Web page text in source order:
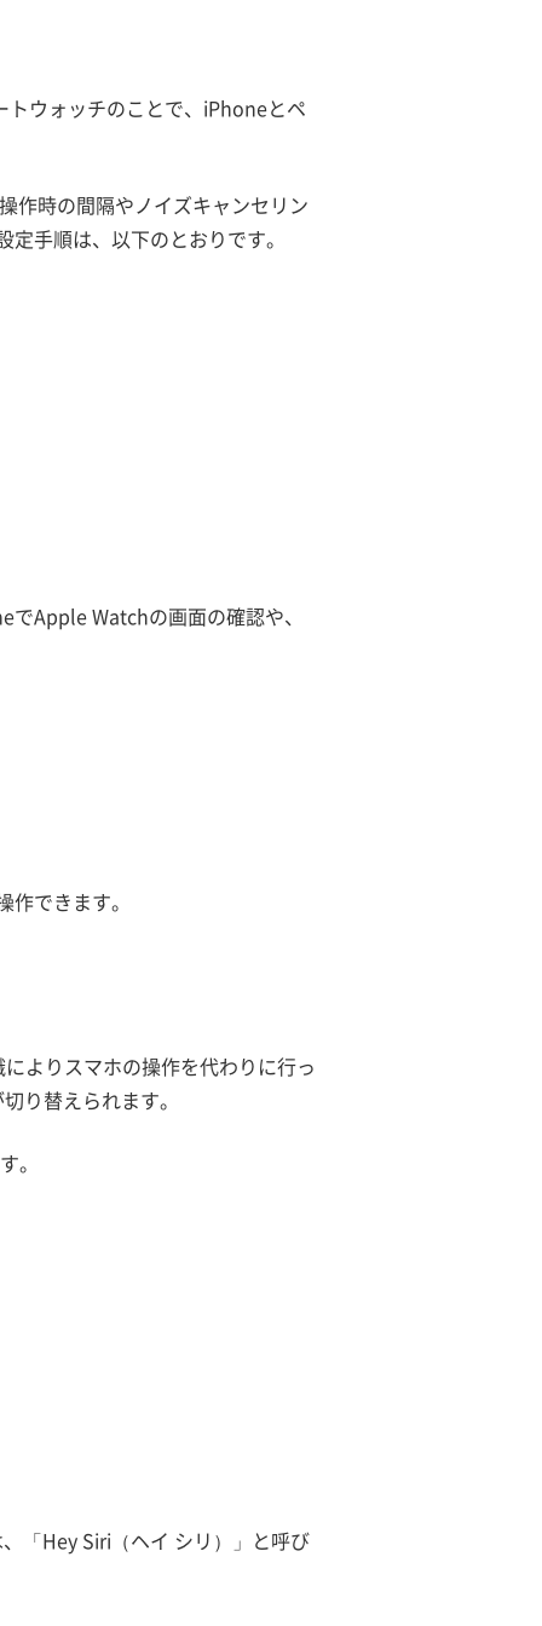
ウォッチのことで、iPhoneとペ
作時の間隔やノイズキャンセリン
手順は、以下のとおりです。
Apple Watchの画面の確認や、
できます。
よりスマホの操作を代わりに行っ
り替えられます。
。
「Hey Siri（ヘイ シリ）」と呼び